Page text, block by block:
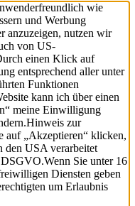
wie
und Werbung
anzuzeigen, nutzen wir
von US-
einen Klick auf
entsprechend aller unter
Funktionen
kann ich über einen
meine Einwilligung
Hinweis zur
auf „Akzeptieren“ klicken,
den USA verarbeitet
DSGVO.Wenn Sie unter 16
Diensten geben
um Erlaubnis